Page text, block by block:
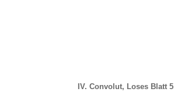
IV. Convolut, Loses Blatt